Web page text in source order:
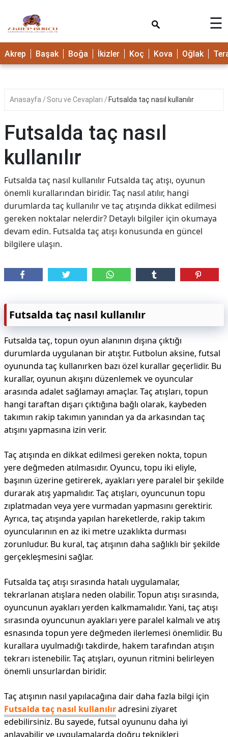
☰
Akrep Başak Boğa İkizler Koç Kova Oğlak
Anasayfa Soru ve Cevapları Futsalda taç nasıl kullanılır
Futsalda taç nasıl
kullanılır
Futsalda taç nasıl kullanılır Futsalda taç atışı, oyunun
önemli kurallarından biridir. Taç nasıl atılır, hangi
durumlarda taç kullanılır ve taç atışında dikkat edilmesi
gereken noktalar nelerdir? Detaylı bilgiler için okumaya
devam edin. Futsalda taç atışı konusunda en güncel
bilgilere ulaşın.
Futsalda taç nasıl kullanılır
Futsalda taç, topun oyun alanının dışına çıktığı
durumlarda uygulanan bir atıştır. Futbolun aksine, futsal
oyununda taç kullanırken bazı özel kurallar geçerlidir. Bu
kurallar, oyunun akışını düzenlemek ve oyuncular
arasında adalet sağlamayı amaçlar. Taç atışları, topun
hangi taraftan dışarı çıktığına bağlı olarak, kaybeden
takımın rakip takımın yanından ya da arkasından taç
atışını yapmasına izin verir.
Taç atışında en dikkat edilmesi gereken nokta, topun
yere değmeden atılmasıdır. Oyuncu, topu iki eliyle,
başının üzerine getirerek, ayakları yere paralel bir şekilde
durarak atış yapmalıdır. Taç atışları, oyuncunun topu
zıplatmadan veya yere vurmadan yapmasını gerektirir.
Ayrıca, taç atışında yapılan hareketlerde, rakip takım
oyuncularının en az iki metre uzaklıkta durması
zorunludur. Bu kural, taç atışının daha sağlıklı bir şekilde
gerçekleşmesini sağlar.
Futsalda taç atışı sırasında hatalı uygulamalar,
tekrarlanan atışlara neden olabilir. Topun atışı sırasında,
oyuncunun ayakları yerden kalkmamalıdır. Yani, taç atışı
sırasında oyuncunun ayakları yere paralel kalmalı ve atış
esnasında topun yere değmeden ilerlemesi önemlidir. Bu
kurallara uyulmadığı takdirde, hakem tarafından atışın
tekrarı istenebilir. Taç atışları, oyunun ritmini belirleyen
önemli unsurlardan biridir.
Taç atışının nasıl yapılacağına dair daha fazla bilgi için
Futsalda taç nasıl kullanılıradresini ziyaret
edebilirsiniz. Bu sayede, futsal oyununu daha iyi
anlayabilir ve uygulamalarda doğru teknikleri